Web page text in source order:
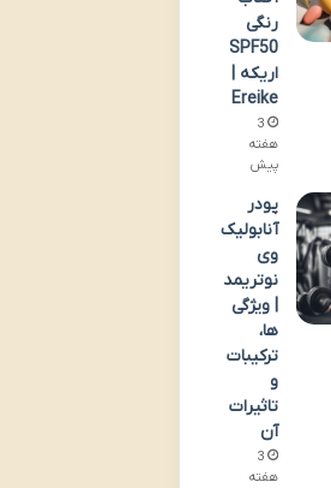
رنگی
SPF50
اریکه |
Ereike
3
هفته
پیش
پودر
آنابولیک
وی
نوتریمد
| ویژگی
ها،
ترکیبات
و
تاثیرات
آن
3
هفته